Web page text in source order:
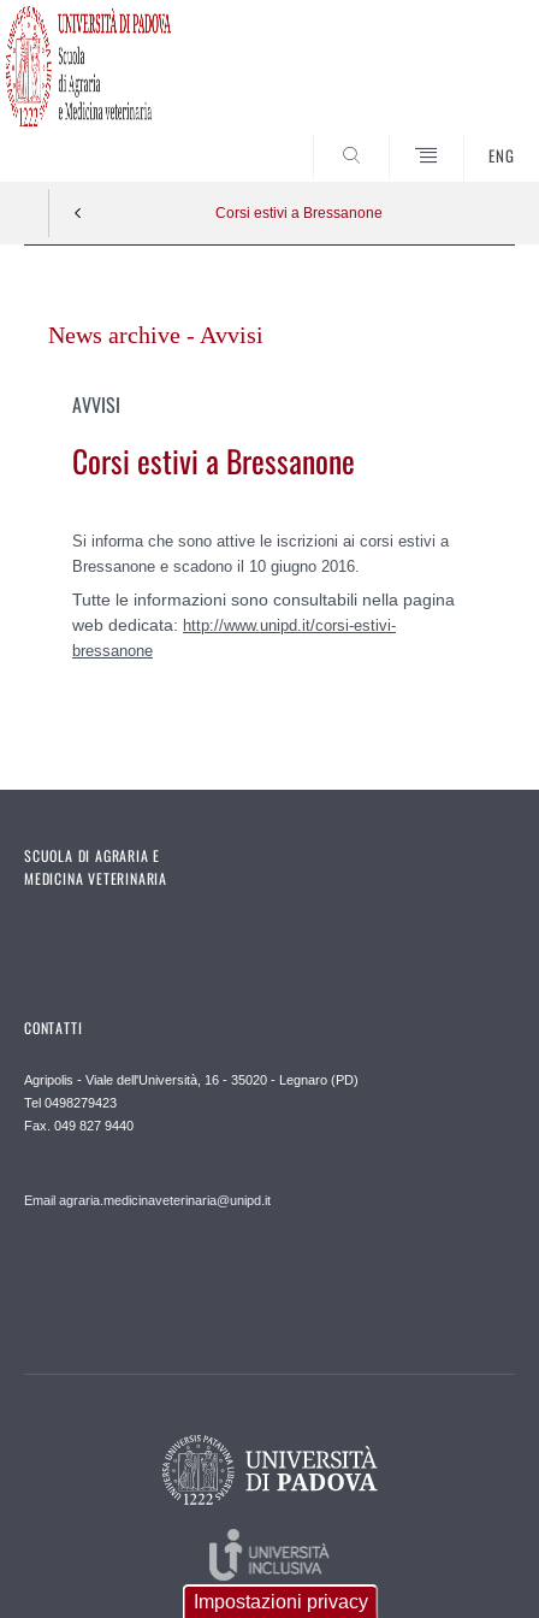
ENG
Corsi estivi a Bressanone
contenutoNews archive - Avvisi
AVVISI
Corsi estivi a Bressanone
Si informa che sono attive le iscrizioni ai corsi estivi a
Bressanone e scadono il 10 giugno 2016.
Tutte le informazioni sono consultabili nella pagina
web dedicata: http://www.unipd.it/corsi-estivi-
bressanone
SCUOLA DI AGRARIA E
MEDICINA VETERINARIA
CONTATTI
Agripolis - Viale dell'Università, 16 - 35020 - Legnaro (PD)
Tel 0498279423
Fax. 049 827 9440
Email agraria.medicinaveterinaria@unipd.it
Impostazioni privacy